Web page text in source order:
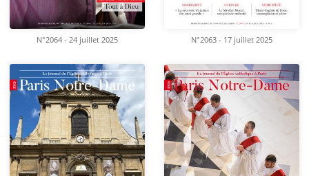
N°2064 - 24 juillet 2025 N°2063 - 17 juillet 2025